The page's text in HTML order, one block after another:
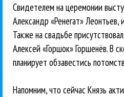
Свидетелем на церемонии
Александр «Ренегат»
Также на свадьбе
Алексей «Горшок» Горшенёв. В
планирует обзавестись
Напомним, что сейчас Князь